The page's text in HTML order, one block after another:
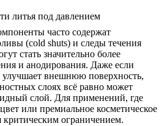
литья под давлением
часто содержат
(cold shuts) и следы течения
стать значительно более
и анодирования. Даже если
улучшает внешнюю поверхность,
слоях всё равно может
слой. Для применений, где
или премиальное косметическое
критическим ограничением.